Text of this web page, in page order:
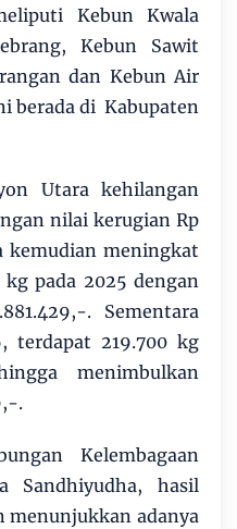
Kebun Kwala
Kebun Sawit
dan Kebun Air
berada di Kabupaten
Utara kehilangan
nilai kerugian Rp
kemudian meningkat
pada 2025 dengan
. Sementara
terdapat 219.700 kg
menimbulkan
.
Kelembagaan
Sandhiyudha, hasil
menunjukkan adanya